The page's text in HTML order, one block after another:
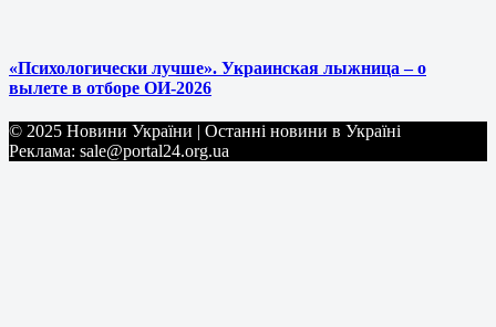
«Психологически лучше». Украинская лыжница – о
вылете в отборе ОИ-2026
© 2025 Новини України | Останні новини в Україні
Реклама: sale@portal24.org.ua